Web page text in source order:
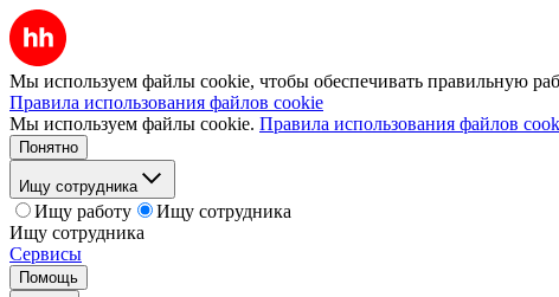
Мы используем файлы cookie, чтобы обеспечивать правильную
Правила использования файлов cookie
Мы используем файлы cookie. Правила использования файлов
Понятно
Ищу сотрудника
Ищу работу
Ищу сотрудника
Ищу сотрудника
Сервисы
Помощь